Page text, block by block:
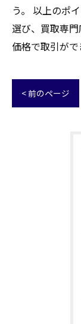
う。 以上のポ
選び、買取専
価格で取引がで
< 前のページ